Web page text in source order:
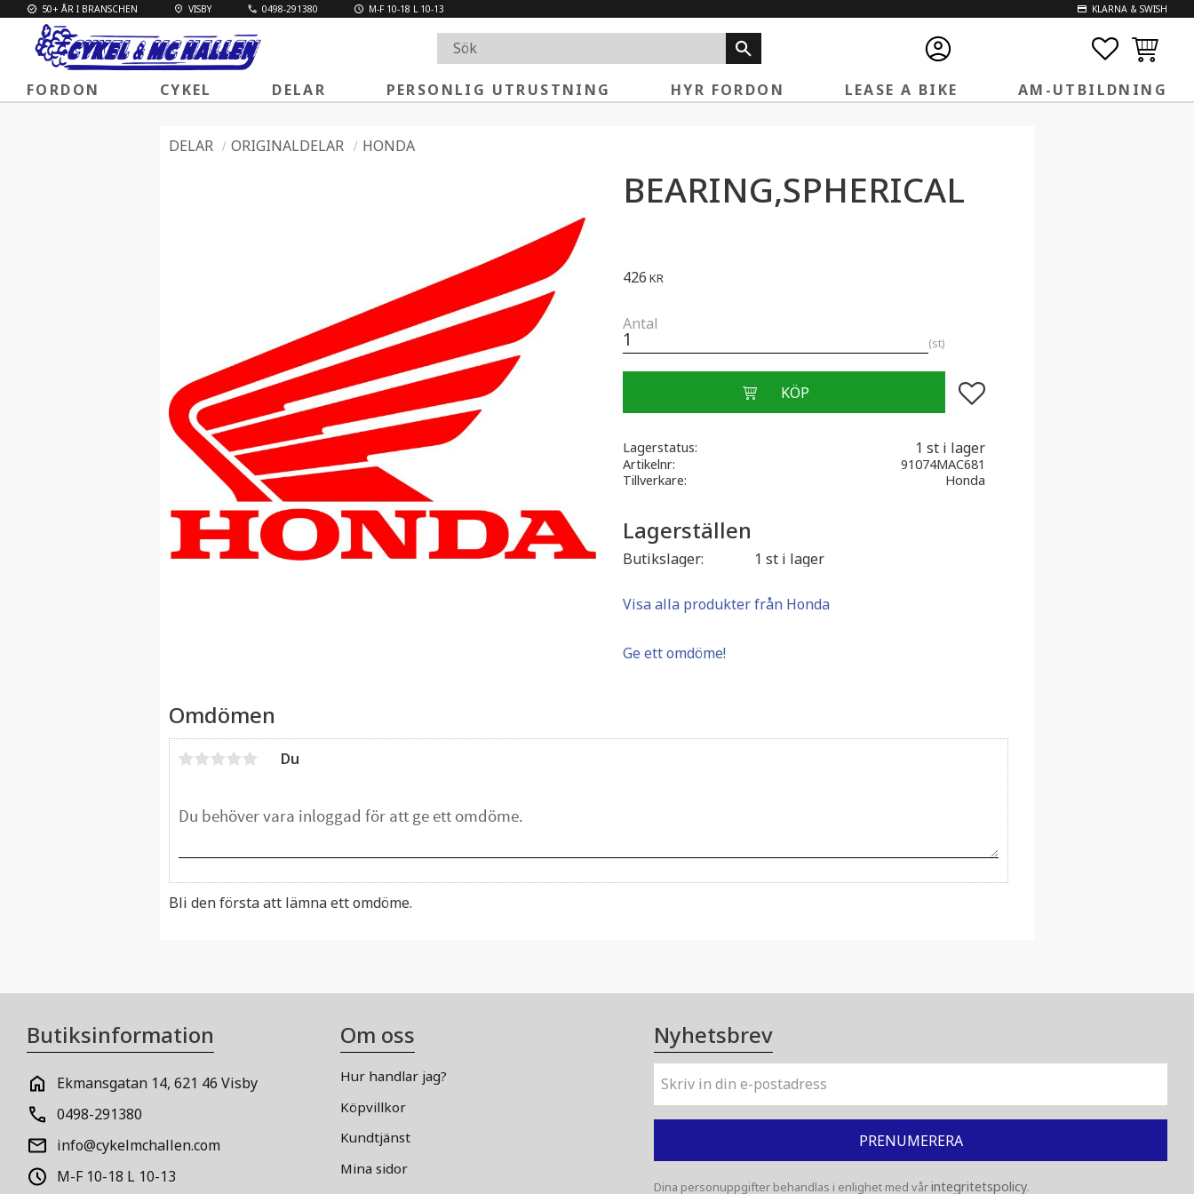
50+ ÅR I BRANSCHEN VISBY 0498-291380 M-F 10-18 L 10-13 KLARNA & SWISH
FORDON CYKEL DELAR PERSONLIG UTRUSTNING HYR FORDON LEASE A BIKE AM-UTBILDNING
DELAR ORIGINALDELAR HONDA
BEARING,SPHERICAL
426 KR
Antal
st
Lägg till i favoriter
Lagerstatus 1 st i lager
Artikelnr
91074MAC681
Tillverkare
Honda
Lagerställen
Butikslager 1 st i lager
Visa alla produkter från Honda
Ge ett omdöme!
Omdömen
Du
Bli den första att lämna ett omdöme.
Butiksinformation
Ekmansgatan 14, 621 46 Visby
0498-291380
info@cykelmchallen.com
M-F 10-18 L 10-13
Om oss
Hur handlar jag?
Köpvillkor
Kundtjänst
Mina sidor
Nyhetsbrev
PRENUMERERA
Dina personuppgifter behandlas i enlighet med vårintegritetspolicy.